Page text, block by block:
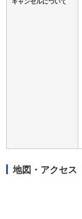
地図・アクセス